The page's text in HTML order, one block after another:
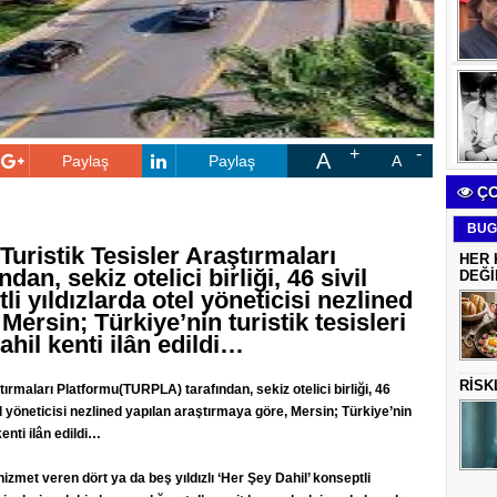
Paylaş Paylaş A A
Tesisler Araştırmaları
sekiz otelici birliği, 46 sivil
yıldızlarda otel yöneticisi nezlined
Mersin; Türkiye’nin turistik tesisleri
kenti ilân edildi…
Platformu(TURPLA) tarafından, sekiz otelici birliği, 46
nezlined yapılan araştırmaya göre, Mersin; Türkiye’nin
ilân edildi…
veren dört ya da beş yıldızlı ‘Her Şey Dahil’ konseptli
HER